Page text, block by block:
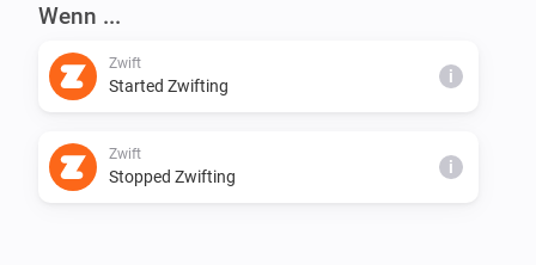
Wenn ...
Zwift
Started Zwifting i
Zwift
Stopped Zwifting i